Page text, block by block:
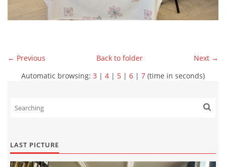
← Previous Next →
Back to folder
Automatic browsing: 3 | 4 | 5 | 6 | 7 (time in seconds)
LAST PICTURE